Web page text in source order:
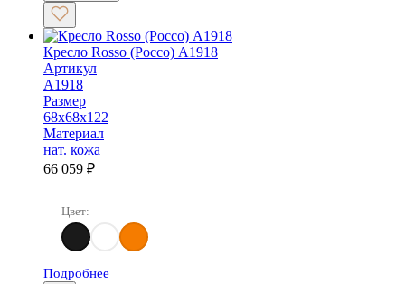
Кресло Rosso (Россо) А1918
Артикул
А1918
Размер
68х68х122
Материал
нат. кожа
66 059 ₽
Цвет:
Черный Белый Оранжевый
Подробнее